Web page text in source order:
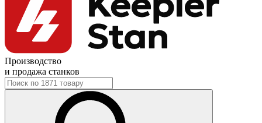
Производство
и продажа станков